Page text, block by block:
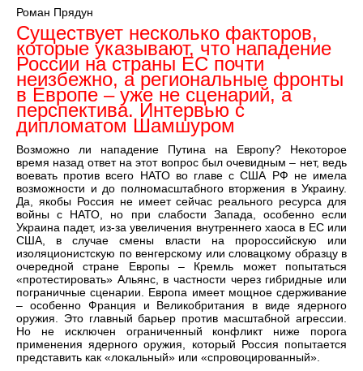
Роман Прядун
Существует несколько факторов,
которые указывают, что нападение
России на страны ЕС почти
неизбежно, а региональные фронты
в Европе – уже не сценарий, а
перспектива. Интервью с
дипломатом Шамшуром
Возможно ли нападение Путина на Европу? Некоторое
время назад ответ на этот вопрос был очевидным – нет, ведь
воевать против всего НАТО во главе с США РФ не имела
возможности и до полномасштабного вторжения в Украину.
Да, якобы Россия не имеет сейчас реального ресурса для
войны с НАТО, но при слабости Запада, особенно если
Украина падет, из-за увеличения внутреннего хаоса в ЕС или
США, в случае смены власти на пророссийскую или
изоляционистскую по венгерскому или словацкому образцу в
очередной стране Европы – Кремль может попытаться
«протестировать» Альянс, в частности через гибридные или
пограничные сценарии. Европа имеет мощное сдерживание
– особенно Франция и Великобритания в виде ядерного
оружия. Это главный барьер против масштабной агрессии.
Но не исключен ограниченный конфликт ниже порога
применения ядерного оружия, который Россия попытается
представить как «локальный» или «спровоцированный».